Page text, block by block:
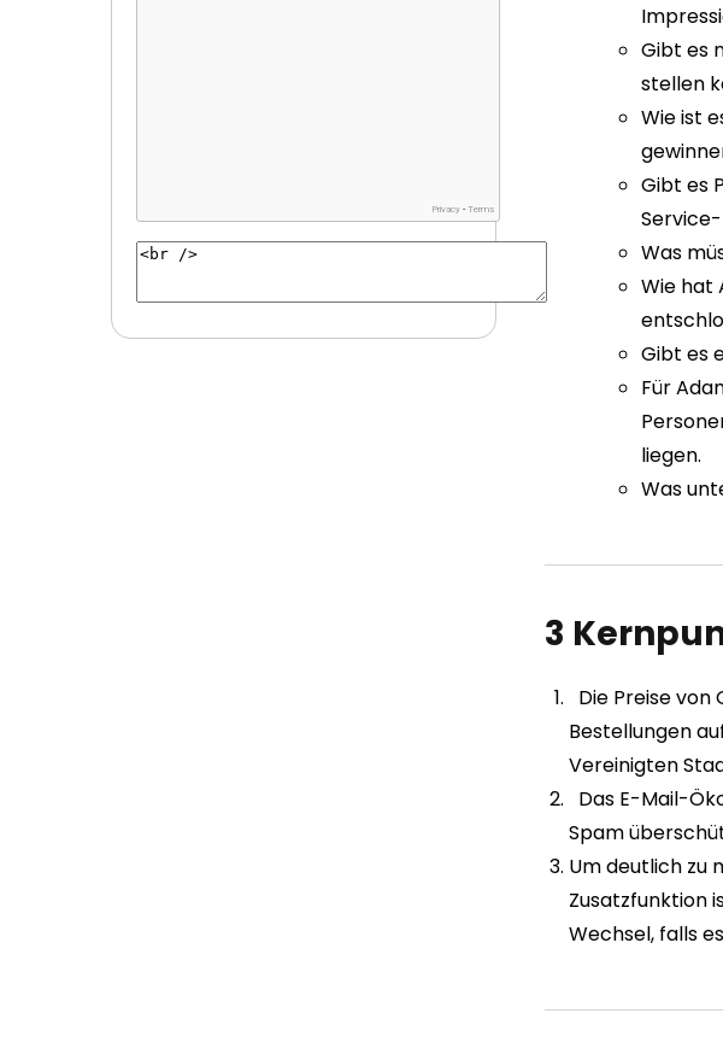
Gibt es
stellen
Wie ist
Gibt es
Was
Wie hat
Gibt es
Für
liegen.
Was
3
Die Preise
Bestellungen
Vereinigten
Das E-Mail-
Spam
Um deutlich zu
Zusatzfunktion
Wechsel, falls